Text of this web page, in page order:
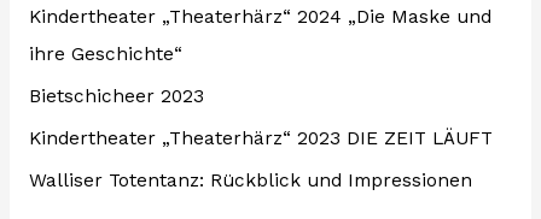
a
c
h
:
Kindertheater „Theaterhärz“ 2024 „Die Maske und
ihre Geschichte“
Bietschicheer 2023
Kindertheater „Theaterhärz“ 2023 DIE ZEIT LÄUFT
Walliser Totentanz: Rückblick und Impressionen